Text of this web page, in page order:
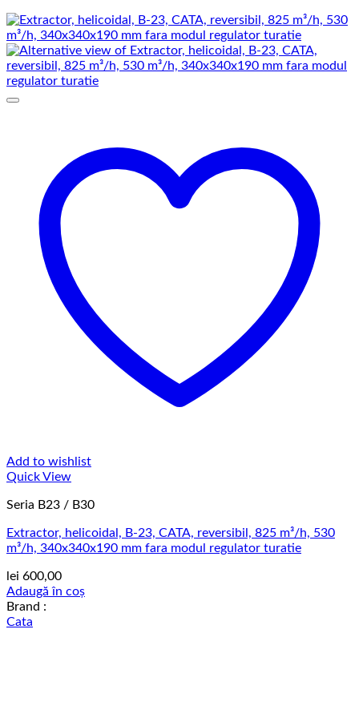
Add to wishlist
Quick View
Seria B23 / B30
Extractor, helicoidal, B-23, CATA, reversibil, 825 m³/h, 530
m³/h, 340x340x190 mm fara modul regulator turatie
lei 600,00
Adaugă în coș
Brand :
Cata